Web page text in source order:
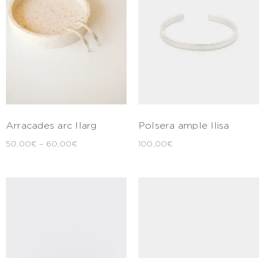
Arracades arc llarg
50,00€ – 60,00€
Polsera ample llisa
100,00€